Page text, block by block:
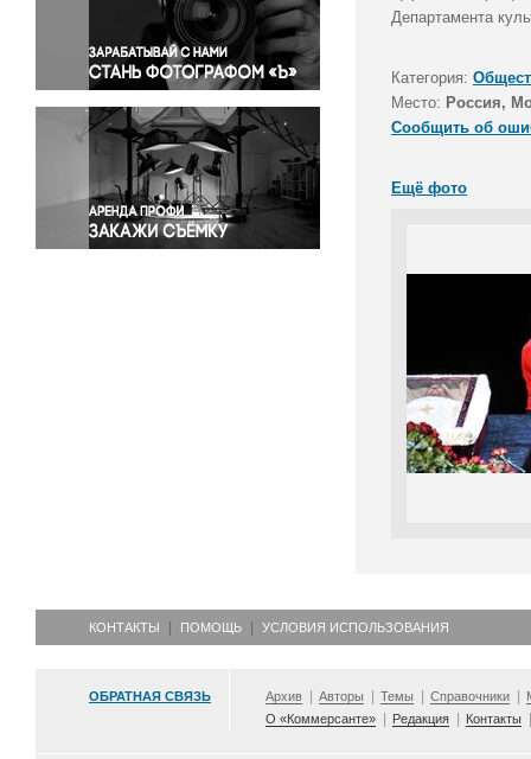
Правосудие
Происшествия и конфликты
Религия
Светская жизнь
Спорт
Экология
Экономика и бизнес
Департамента
Категория:
Место: Россия,
Сообщить об
Ещё фото
КОНТАКТЫ ПОМОЩЬ УСЛОВИЯ ИСПОЛЬЗОВАНИЯ
ОБРАТНАЯ СВЯЗЬ Архив Авторы Темы Справочники
О «Коммерсанте»
Редакция Контакты